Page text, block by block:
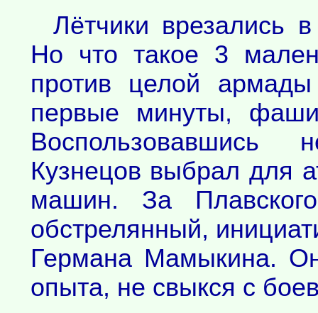
Лётчики врезались
Но что такое 3
против целой
первые минуты,
Воспользовавшись
Кузнецов выбрал для
машин. За
обстрелянный,
Германа Мамыкина.
опыта, не свыкся с